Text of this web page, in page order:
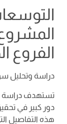
الفروع
دراسة وتحليل
تستهدف دراسة
دور كبير في
هذه التفاصيل